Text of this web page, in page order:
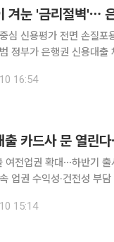
심 신용평가 전면 손질
을 낮추는
보 중심으로 개편하고,
16:54
출 카드사 문 열린
여전업권 확대⋯하반기
건전성 부담 커져 정부가 중신용자 금융 접근성 확대를 위
성이 커지고 있다. 다만
15:14